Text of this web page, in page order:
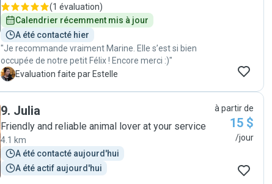
(1 évaluation)
Calendrier récemment mis à jour
A été contacté hier
"Je recommande vraiment Marine. Elle s’est si bien
occupée de notre petit Félix ! Encore merci :)"
E
Evaluation faite par Estelle
9. Julia
Friendly and reliable animal lover at your service
4.1 km
A été contacté aujourd'hui
A été actif aujourd'hui
à partir de
15 $
/jour